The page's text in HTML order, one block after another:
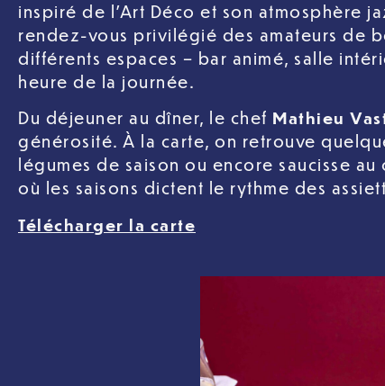
inspiré de l’Art Déco et son atmosphère
rendez-vous privilégié des amateurs de
différents espaces – bar animé, salle
heure de la journée.
Du déjeuner au dîner, le chef Mathieu
générosité. À la carte, on retrouve
légumes de saison ou encore saucisse
où les saisons dictent le rythme des
Télécharger la carte